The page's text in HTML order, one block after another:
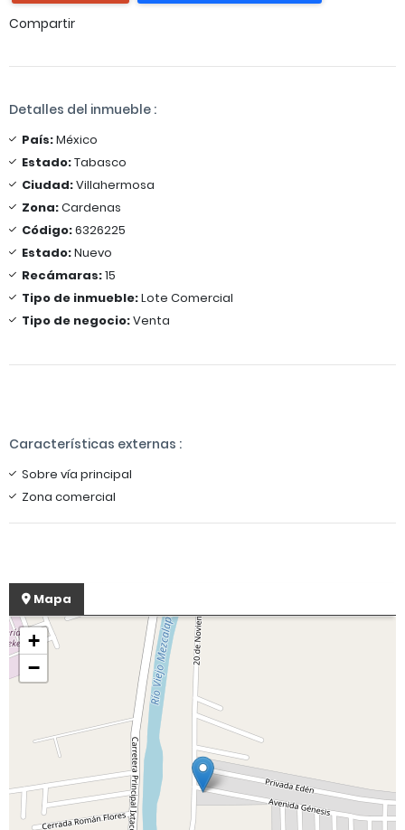
Compartir
Detalles del inmueble :
País:México
Estado:Tabasco
Ciudad:Villahermosa
Zona:Cardenas
Código:6326225
Estado:Nuevo
Recámaras:15
Tipo de inmueble:Lote Comercial
Tipo de negocio:Venta
Características externas :
Sobre vía principal
Zona comercial
Mapa
+
−